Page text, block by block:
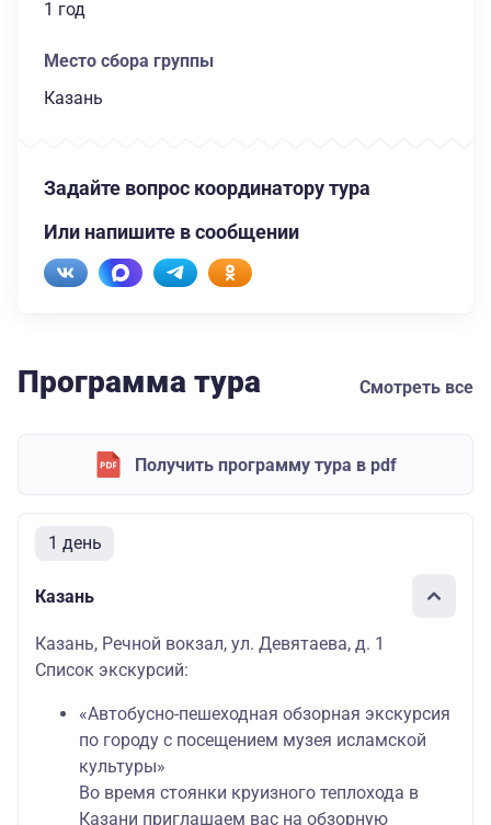
1 год
Место сбора группы
Казань
Задайте вопрос координатору тура
Или напишите в сообщении
Программа тура Смотреть все
Получить программу тура в pdf
1 день
Казань
Казань, Речной вокзал, ул. Девятаева, д. 1
Список экскурсий:
«Автобусно-пешеходная обзорная экскурсия
по городу с посещением музея исламской
культуры»
Во время стоянки круизного теплохода в
Казани приглашаем вас на обзорную